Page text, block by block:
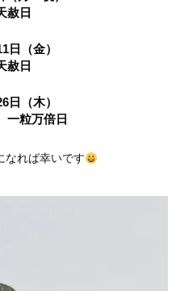
赦日
日（金）
赦日
日（木）
一粒万倍日
なれば幸いです